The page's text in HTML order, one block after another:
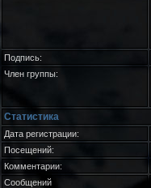
Подпись:
Член группы:
Статистика
Дата регистрации:
Посещений:
Комментарии:
Сообщений